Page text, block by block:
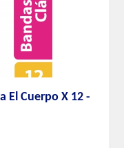
El Cuerpo X 12 -